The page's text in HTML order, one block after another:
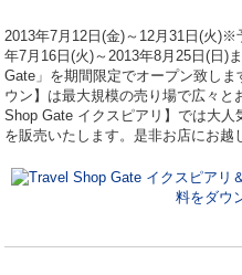
2013年7月12日(金)～12月31日(火
年7月16日(火)～2013年8月25日(日)
Gate」を期間限定でオープン致し
ウン】は最大規模の売り場で広々と
Shop Gate イクスピアリ】では大
を販売いたします。是非お店にお越
料をダウ